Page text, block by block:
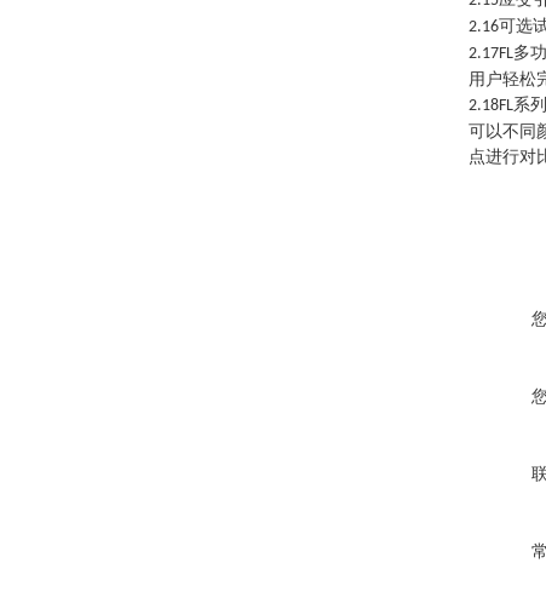
2.16可选
2.17FL多
用户轻松
2.18FL系列
可以不同
点进行对